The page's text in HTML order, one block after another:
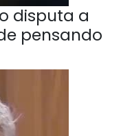
disputa a
pensando